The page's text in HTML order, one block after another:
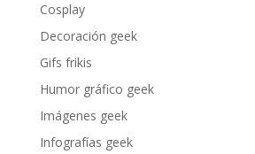
Cosplay
Decoración geek
Gifs frikis
Humor gráfico geek
Imágenes geek
Infografías geek